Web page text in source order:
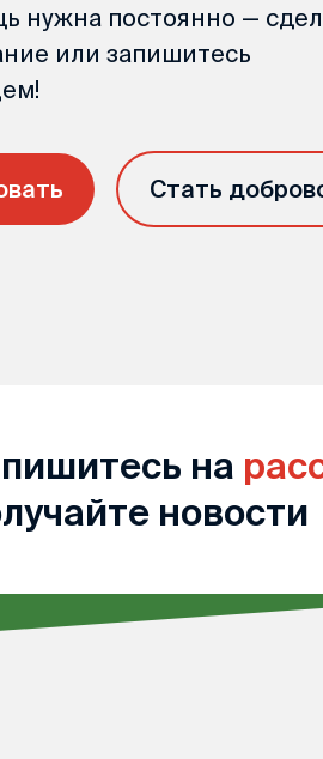
нужна постоянно —
или запишитесь
Стать
на
новости